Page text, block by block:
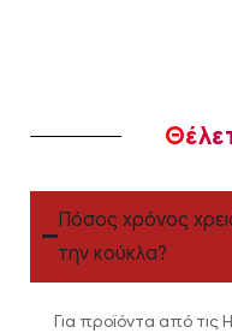
Πόσος χρόνος
την κούκλα?
Για προϊόντα από